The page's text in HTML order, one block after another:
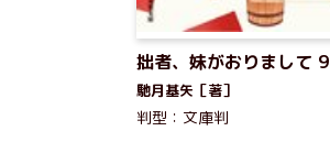
拙者、妹がおりまして 9
馳月基矢［著］
判型：文庫判